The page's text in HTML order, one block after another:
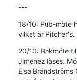
---
18/10: Pub-möte
vilket är Pitcher's.
20/10: Bokmöte
Jimenez läses.
Elsa